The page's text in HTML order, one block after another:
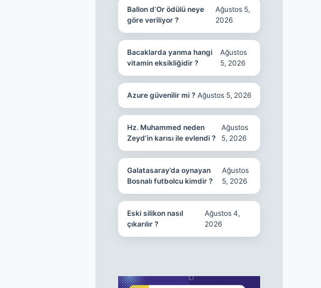
Ballon d’Or ödülü neye
göre veriliyor ?
Ağustos 5,
2026
Bacaklarda yanma hangi
vitamin eksikliğidir ?
Ağustos
5, 2026
Azure güvenilir mi ? Ağustos 5, 2026
Hz. Muhammed neden
Zeyd’in karısı ile evlendi ?
Ağustos
5, 2026
Galatasaray’da oynayan
Bosnalı futbolcu kimdir ?
Ağustos
5, 2026
Eski silikon nasıl
çıkarılır ?
Ağustos 4,
2026